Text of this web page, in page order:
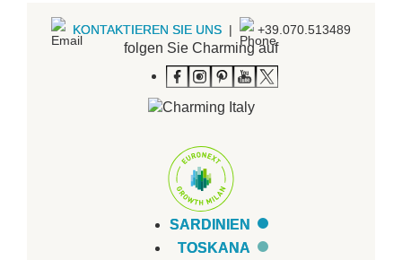
KONTAKTIEREN SIE UNS | +39.070.513489
folgen Sie Charming auf
SARDINIEN
TOSKANA